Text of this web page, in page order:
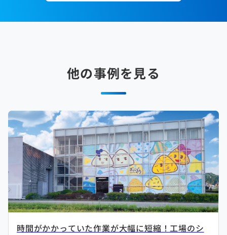
他の事例を見る
時間がかかっていた作業が大幅に短縮！工場のシ